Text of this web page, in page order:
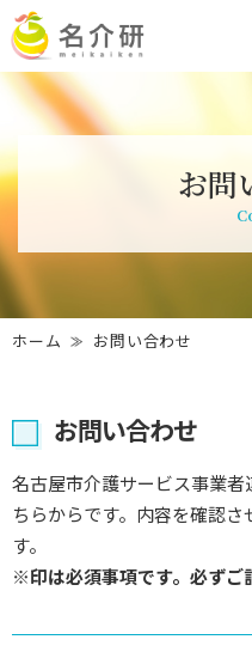
お問
ホーム お問い合わせ
お問い合わせ
名古屋市介護サービス事業
ちらからです。内容を確認
す。
※印は必須事項です。必ずご